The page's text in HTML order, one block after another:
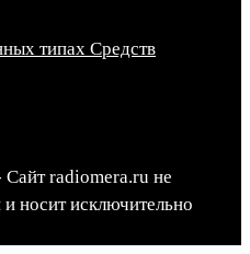
типах Средств
radiomera.ru не
носит исключительно